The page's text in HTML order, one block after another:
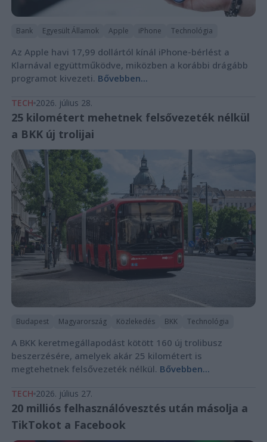
Bank Egyesült Államok Apple iPhone Technológia
Az Apple havi 17,99 dollártól kínál iPhone-bérlést a
Klarnával együttműködve, miközben a korábbi drágább
programot kivezeti. Bővebben...
TECH 2026. július 28.
25 kilométert mehetnek felsővezeték nélkül
a BKK új trolijai
Budapest Magyarország Közlekedés BKK Technológia
A BKK keretmegállapodást kötött 160 új trolibusz
beszerzésére, amelyek akár 25 kilométert is
megtehetnek felsővezeték nélkül. Bővebben...
TECH 2026. július 27.
20 milliós felhasználóvesztés után másolja a
TikTokot a Facebook